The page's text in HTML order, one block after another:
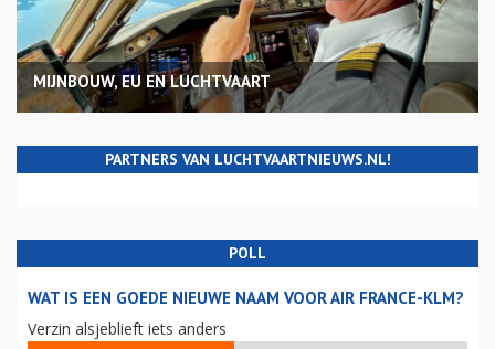
MIJNBOUW, EU EN LUCHTVAART
PARTNERS VAN LUCHTVAARTNIEUWS.NL!
POLL
WAT IS EEN GOEDE NIEUWE NAAM VOOR AIR FRANCE-KLM?
Verzin alsjeblieft iets anders